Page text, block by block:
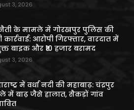
3, 2026
के मामले में गोरखपुर पुलिस की
कार्रवाई: आरोपी गिरफ्तार, वारदात में
बाइक और ₹10 हजार बरामद
3, 2026
में वर्धा नदी की महाबाढ़: चंद्रपुर
में बाढ़ जैसे हालात, सैकड़ों गांव